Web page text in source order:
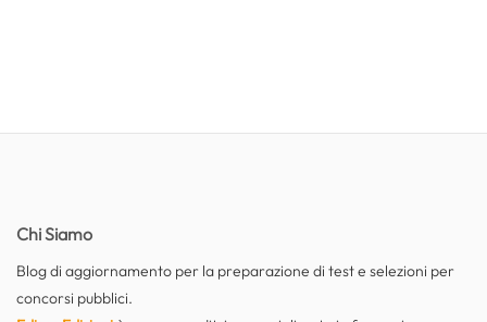
Chi Siamo
Blog di aggiornamento per la preparazione di test e selezioni per
concorsi pubblici.